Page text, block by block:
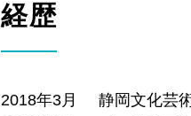
経歴
2018年3月
静岡文化芸